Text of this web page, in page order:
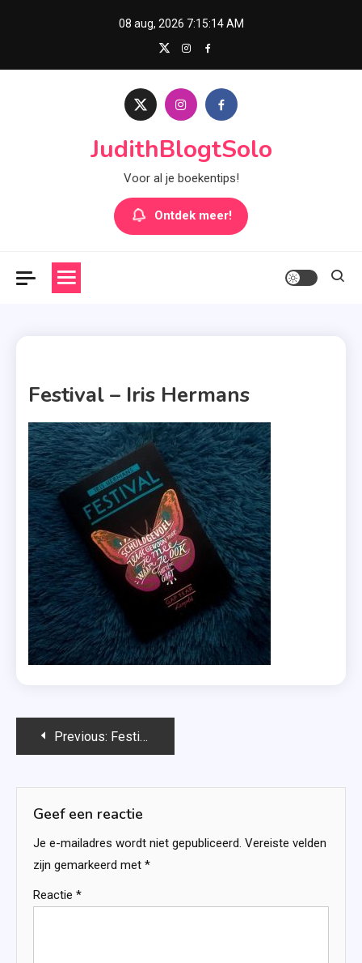
08 aug, 2026 7:15:14 AM
JudithBlogtSolo
Voor al je boekentips!
Ontdek meer!
Festival – Iris Hermans
Bericht
Previous: Festival (Gap Year #1) – Iris Hermans
Geef een reactie
Je e-mailadres wordt niet gepubliceerd. Vereiste velden
zijn gemarkeerd met *
Reactie *